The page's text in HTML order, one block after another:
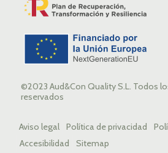
©2023 Aud&Con Quality S.L. Todos
reservados
Aviso legal Política de privacidad
Accesibilidad
Sitemap